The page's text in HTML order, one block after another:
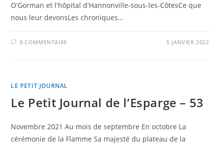
O'Gorman et l'hôpital d'Hannonville-sous-les-CôtesCe que
nous leur devonsLes chroniques…
0 COMMENTAIRE 5 JANVIER 2022
LE PETIT JOURNAL
Le Petit Journal de l’Esparge – 53
Novembre 2021 Au mois de septembre En octobre La
cérémonie de la Flamme Sa majesté du plateau de la